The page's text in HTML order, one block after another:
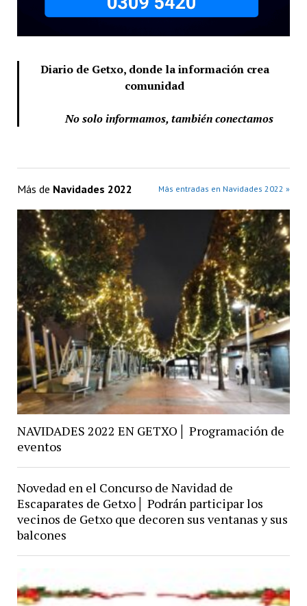
Diario de Getxo, donde la información crea
comunidad
No solo informamos, también conectamos
Más de Navidades 2022 Más entradas en Navidades 2022 »
NAVIDADES 2022 EN GETXO│ Programación de
eventos
Novedad en el Concurso de Navidad de
Escaparates de Getxo│ Podrán participar los
vecinos de Getxo que decoren sus ventanas y sus
balcones